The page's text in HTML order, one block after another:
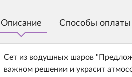
Описание Способы оплаты
Сет из водушных шаров
важном решении и украсит